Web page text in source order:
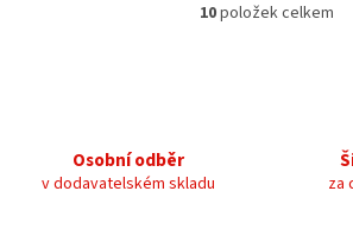
O
10položek celkem
Osobní odběr
v dodavatelském skladu za